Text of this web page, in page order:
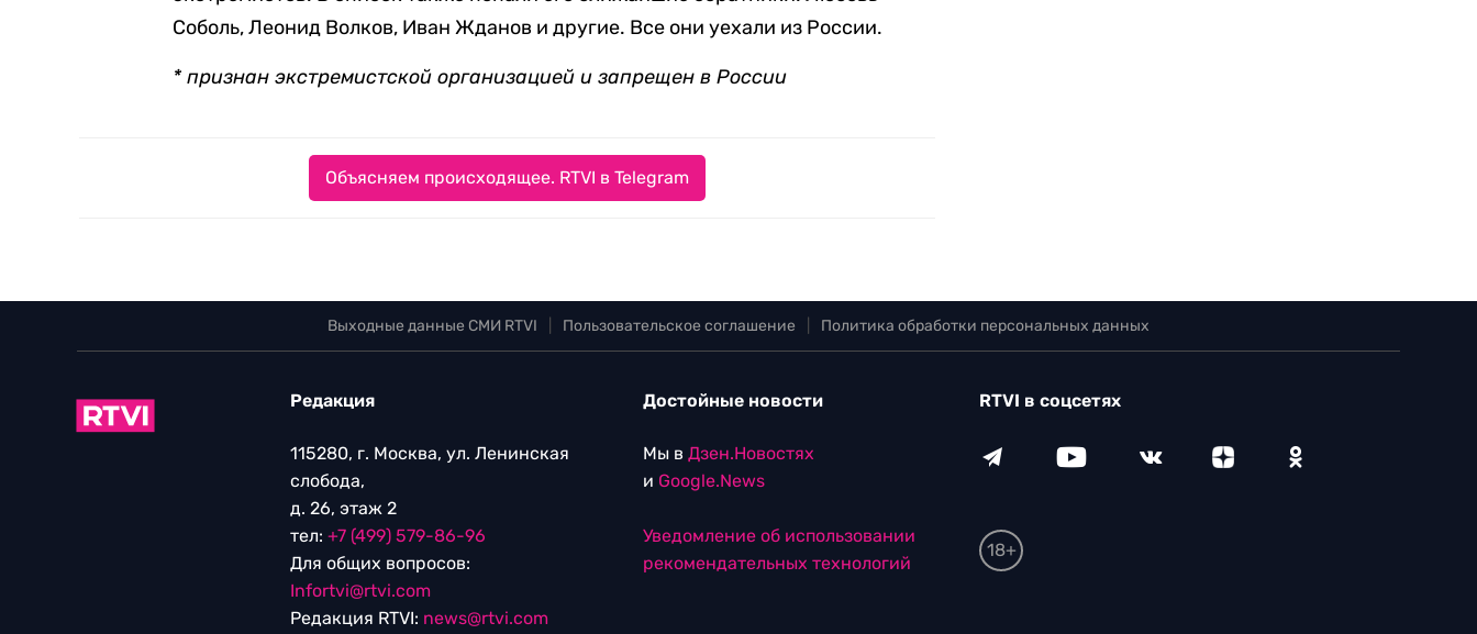
Соболь, Леонид Волков, Иван Жданов и другие. Все они уехали из России.
* признан экстремистской организацией и запрещен в России
Объясняем происходящее. RTVI в Telegram
Выходные данные СМИ RTVI Пользовательское соглашение Политика обработки персональных данных
Редакция
115280, г. Москва, ул. Ленинская
слобода,
д. 26, этаж 2
тел: +7 (499) 579-86-96
Для общих вопросов:
Infortvi@rtvi.com
Редакция RTVI: news@rtvi.com
Достойные новости
Мы в Дзен.Новостях
и Google.News
Уведомление об использовании
рекомендательных технологий
RTVI в соцсетях
18+